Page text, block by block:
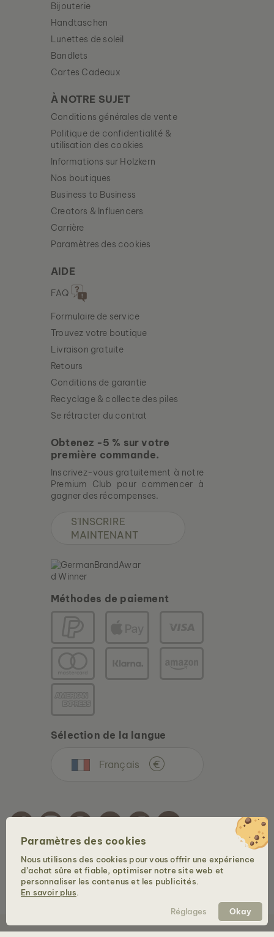
Paramètres des cookies
Nous utilisons des cookies pour vous offrir une expérience
d’achat sûre et fiable, optimiser notre site web et
personnaliser les contenus et les publicités.
En savoir plus
Réglages
Okay
COLLIER CAMPANIA
MARBRE VERT & DAMASSÉ
Bijouterie
Handtaschen
Lunettes de soleil
Bandlets
Cartes Cadeaux
À NOTRE SUJET
Conditions générales de vente
Politique de confidentialité &
utilisation des cookies
Informations sur Holzkern
Nos boutiques
Business to Business
Creators & Influencers
Carrière
Paramètres des cookies
AIDE
FAQ
Formulaire de service
Trouvez votre boutique
Livraison gratuite
Retours
Conditions de garantie
Recyclage & collecte des piles
Se rétracter du contrat
Obtenez -5 % sur votre
première commande.
Inscrivez-vous gratuitement à notre
Premium Club pour commencer à
gagner des récompenses.
S'INSCRIRE
MAINTENANT
Méthodes de paiement
Sélection de la langue
Français €
Copyright © 2026 Holzkern - une marque de la Time for Nature GmbH. Tous droits
réservés.